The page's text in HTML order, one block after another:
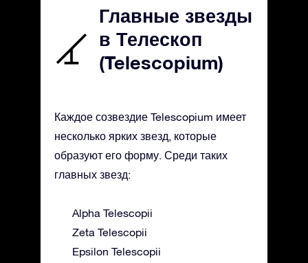
Главные звезды
в Телескоп
(Telescopium)
Каждое созвездие Telescopium имеет
несколько ярких звезд, которые
образуют его форму. Среди таких
главных звезд:
Alpha Telescopii
Zeta Telescopii
Epsilon Telescopii